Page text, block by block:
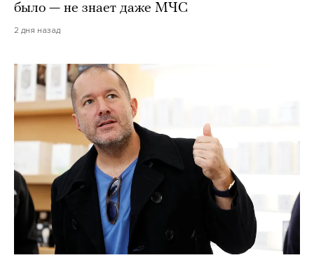
было — не знает даже МЧС
2 дня назад